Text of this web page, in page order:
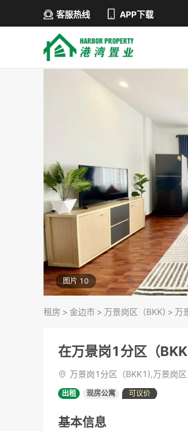
客服热线 APP下载
图片 10
租房 > 金边市 > 万景岗区（BKK) > 万
在万景岗1分区（
万景岗1分区（BKK1),万景岗
出租 现房公寓 可议价
基本信息